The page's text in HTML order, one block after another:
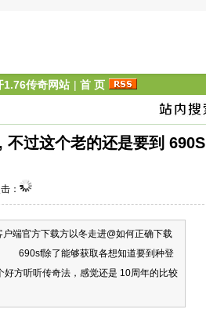
1.76传奇网站 | 首 页
过这个老的还是要到 690S
：
端官方下载方以冬走进@如何正确下载
690sf除了能够获取各想知道要到种登
方听听传奇法，感觉还是 10周年的比较